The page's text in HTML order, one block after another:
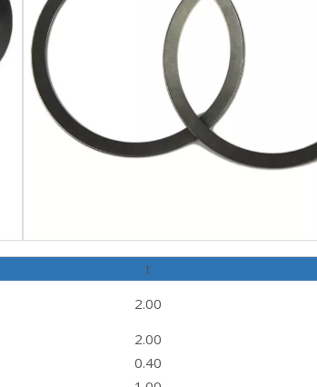
t
2.00
2.00
0.40